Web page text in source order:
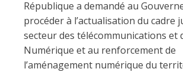
République a demandé au
procéder à l’actualisation du cadre
secteur des télécommunications et
Numérique et au renforcement de
l’aménagement numérique du